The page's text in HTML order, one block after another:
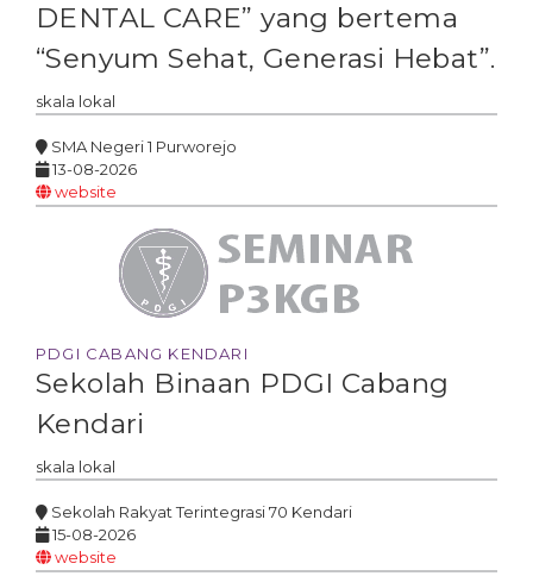
DENTAL CARE” yang bertema
“Senyum Sehat, Generasi Hebat”.
skala lokal
SMA Negeri 1 Purworejo
13-08-2026
website
PDGI CABANG KENDARI
Sekolah Binaan PDGI Cabang
Kendari
skala lokal
Sekolah Rakyat Terintegrasi 70 Kendari
15-08-2026
website